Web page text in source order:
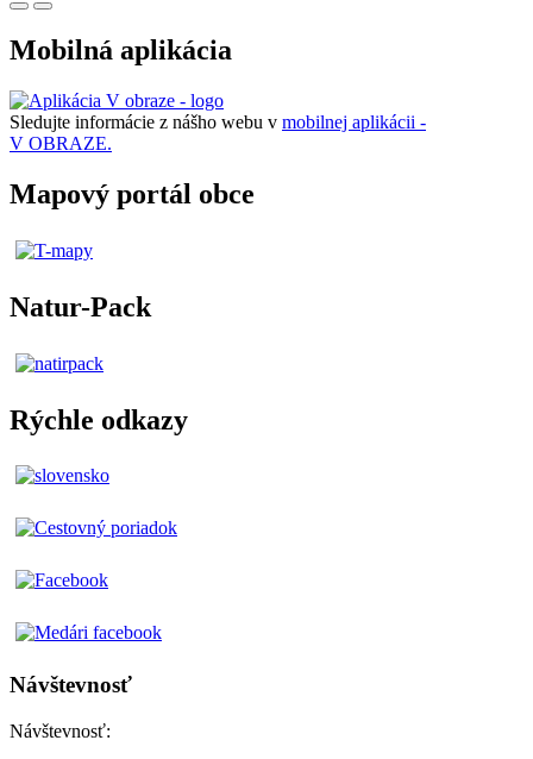
Mobilná aplikácia
Sledujte informácie z nášho webu v mobilnej aplikácii -
V OBRAZE.
Mapový portál obce
Natur-Pack
Rýchle odkazy
Návštevnosť
Návštevnosť: